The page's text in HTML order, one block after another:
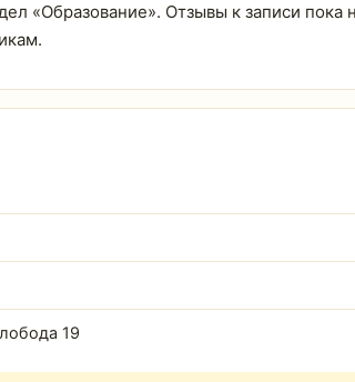
«Образование». Отзывы к записи пока
19